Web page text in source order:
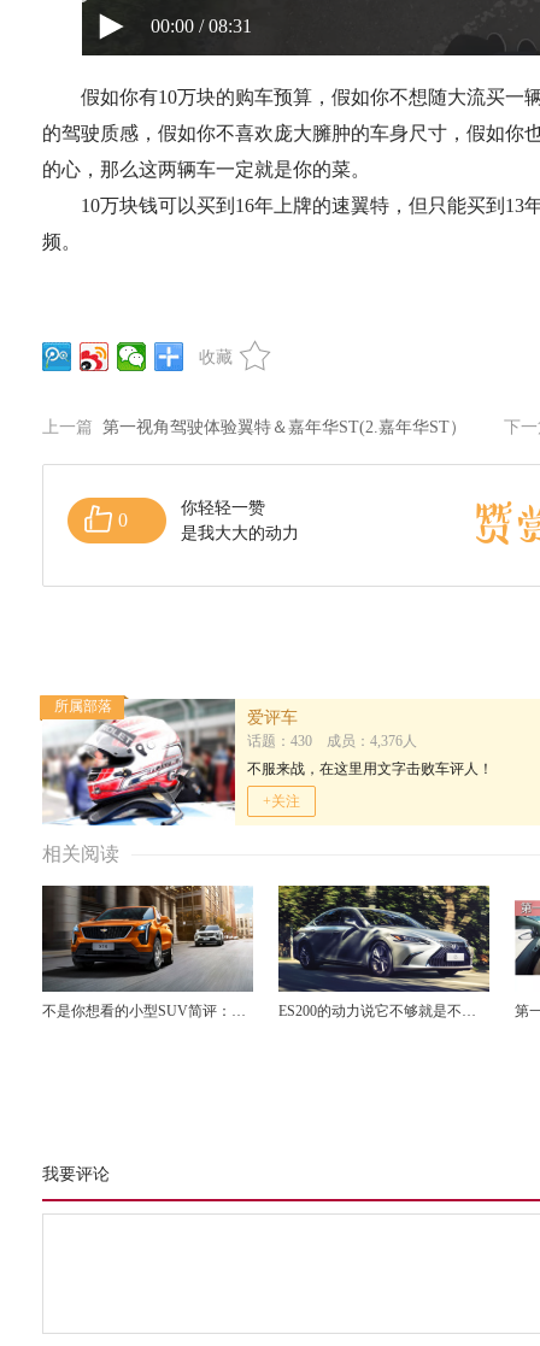
00:00 / 08:31
假如你有10万块的购车预算，假如你不想随大流买一
的驾驶质感，假如你不喜欢庞大臃肿的车身尺寸，假如你
的心，那么这两辆车一定就是你的菜。
10万块钱可以买到16年上牌的速翼特，但只能买到13
频。
收藏
上一篇 第一视角驾驶体验翼特＆嘉年华ST(2.嘉年华ST） 下
0
你轻轻一赞
是我大大的动力
所属部落
爱评车
话题：430 成员：4,376人
不服来战，在这里用文字击败车评人！
+关注
相关阅读
不是你想看的小型SUV简评：
ES200的动力说它不够就是不
第
我要评论